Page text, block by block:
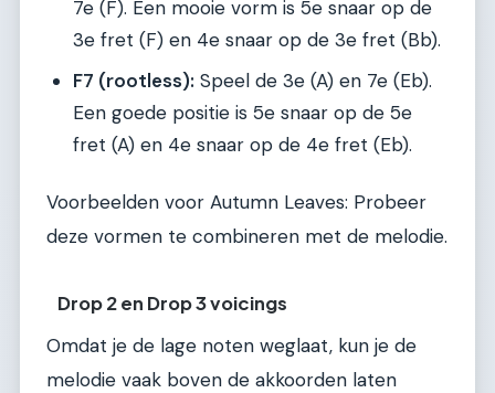
7e (F). Een mooie vorm is 5e snaar op de
3e fret (F) en 4e snaar op de 3e fret (Bb).
F7 (rootless): Speel de 3e (A) en 7e (Eb).
Een goede positie is 5e snaar op de 5e
fret (A) en 4e snaar op de 4e fret (Eb).
Voorbeelden voor Autumn Leaves: Probeer
deze vormen te combineren met de melodie.
Drop 2 en Drop 3 voicings
Omdat je de lage noten weglaat, kun je de
melodie vaak boven de akkoorden laten